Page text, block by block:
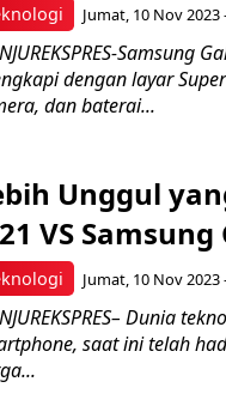
Jumat, 10 Nov 2023
Samsung
dengan layar
dan baterai...
Unggul
VS Samsung
Jumat, 10 Nov 2023
Dunia
saat ini telah